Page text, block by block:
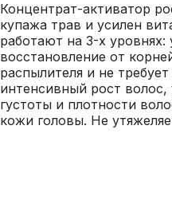
Концентрат-активатор
купажа трав и усилен
работают на 3-х
восстановление от
распылителя и не
интенсивный рост волос,
густоты и плотности
кожи головы. Не